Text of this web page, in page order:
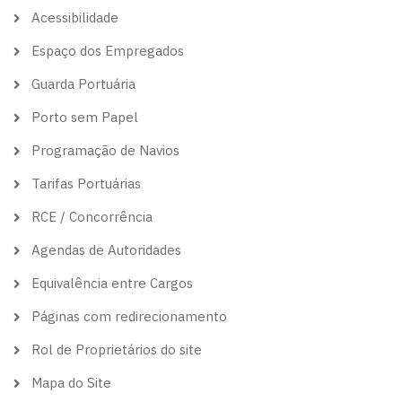
Acessibilidade
Espaço dos Empregados
Guarda Portuária
Porto sem Papel
Programação de Navios
Tarifas Portuárias
RCE / Concorrência
Agendas de Autoridades
Equivalência entre Cargos
Páginas com redirecionamento
Rol de Proprietários do site
Mapa do Site